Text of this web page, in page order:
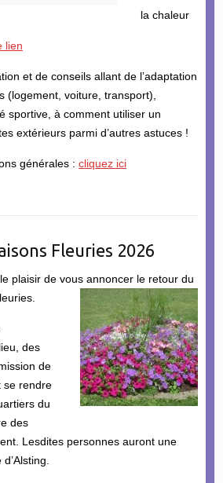
la chaleur
lien
et de conseils allant de l’adaptation
(logement, voiture, transport),
sportive, à comment utiliser un
extérieurs parmi d’autres astuces !
générales : cliquez ici
Fleuries 2026
plaisir de vous annoncer le retour du
des
de
se rendre
du
des
Lesdites personnes auront une